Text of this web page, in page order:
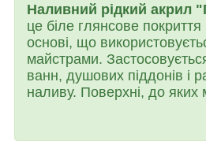
Наливний рідкий акрил
це біле глянсове покриття
основі, що
майстрами.
ванн, душових піддонів і
наливу. Поверхні, до яких